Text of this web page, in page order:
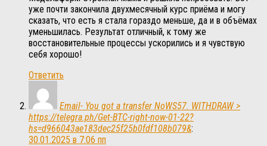
уже почти закончила двухмесячный курс приёма и могу
сказать, что есть я стала гораздо меньше, да и в объёмах
уменьшилась. Результат отличный, к тому же
восстановительные процессы ускорились и я чувствую
себя хорошо!
Ответить
Email- You got a transfer NoWS57. WITHDRAW >
https://telegra.ph/Get-BTC-right-now-01-22?
hs=d966043ae183dec25f25b0fdf108b079&:
30.01.2025 в 7:06 пп